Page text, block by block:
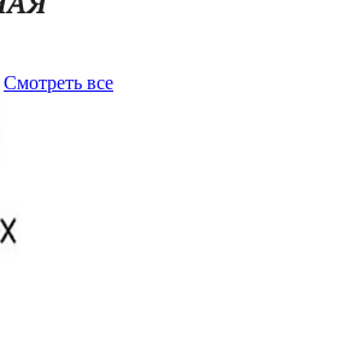
Смотреть все